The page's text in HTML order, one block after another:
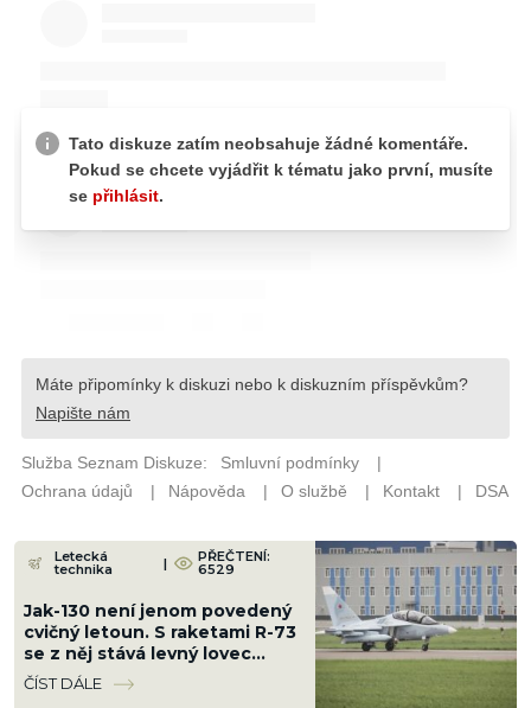
Letecká
technika | PŘEČTENÍ:
6529
Jak-130 není jenom povedený
cvičný letoun. S raketami R-73
se z něj stává levný lovec
dronů, který vydrží ve
vzduchu hodiny
ČÍST DÁLE